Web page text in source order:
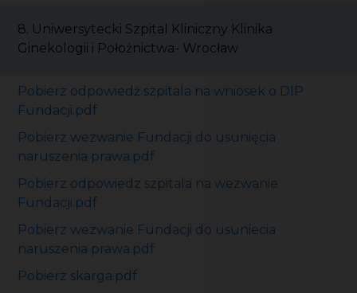
8. Uniwersytecki Szpital Kliniczny Klinika
Ginekologii i Położnictwa- Wrocław
Pobierz odpowiedź szpitala na wniosek o DIP
Fundacji.pdf
Pobierz wezwanie Fundacji do usunięcia
naruszenia prawa.pdf
Pobierz odpowiedz szpitala na wezwanie
Fundacji.pdf
Pobierz wezwanie Fundacji do usuniecia
naruszenia prawa.pdf
Pobierz skarga.pdf